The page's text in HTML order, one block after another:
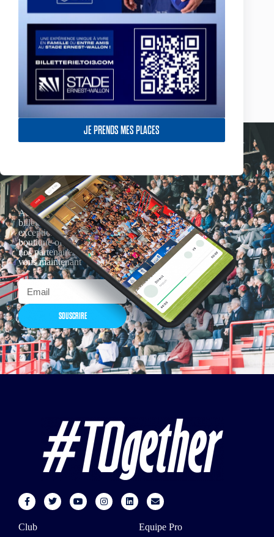
JE PRENDS MES PLACES
Actualités, nouveautés,
billetterie, remises
exceptionnelles dans la
boutique officielles & chez
nos partenaires… Inscrivez-
vous maintenant
SOUSCRIRE
Club Equipe Pro